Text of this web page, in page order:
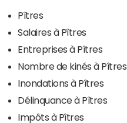
Pîtres
Salaires à Pîtres
Entreprises à Pîtres
Nombre de kinés à Pîtres
Inondations à Pîtres
Délinquance à Pîtres
Impôts à Pîtres